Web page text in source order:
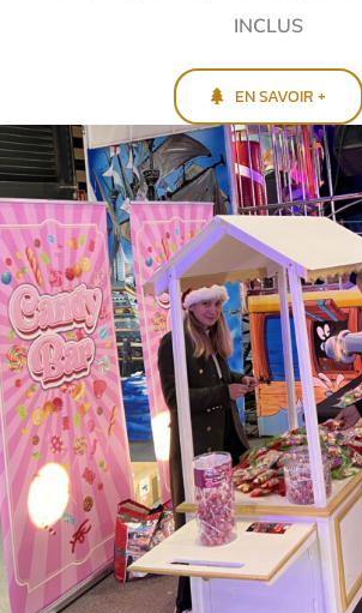
INCLUS
EN SAVOIR +